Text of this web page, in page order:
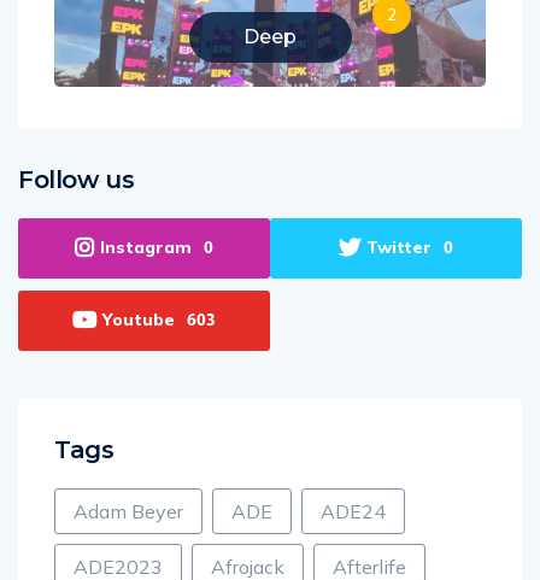
Deep
2
Follow us
Instagram 0 Twitter 0
Youtube 603
Tags
Adam Beyer ADE ADE24
ADE2023 Afrojack Afterlife